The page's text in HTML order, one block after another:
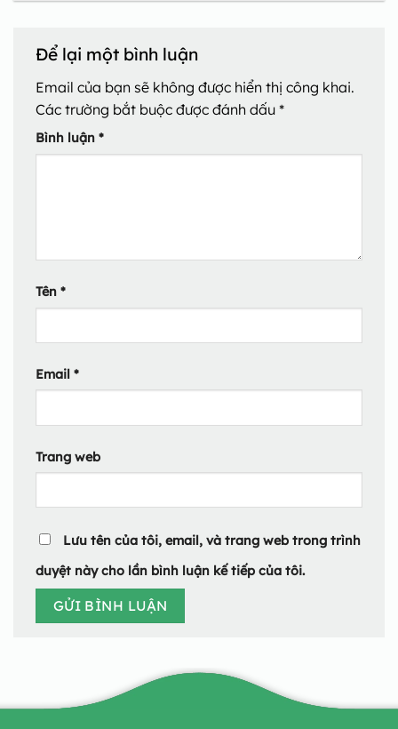
Để lại một bình luận
Email của bạn sẽ không được hiển thị công khai.
Các trường bắt buộc được đánh dấu *
Bình luận *
Tên *
Email *
Trang web
Lưu tên của tôi, email, và trang web trong trình
duyệt này cho lần bình luận kế tiếp của tôi.